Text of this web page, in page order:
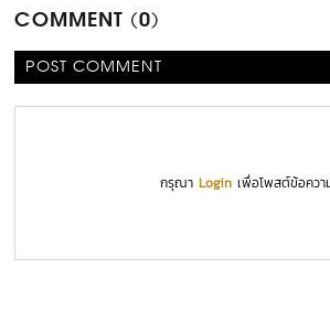
COMMENT (0)
POST COMMENT
กรุณาLogin เพื่อโพสต์ข้อควา